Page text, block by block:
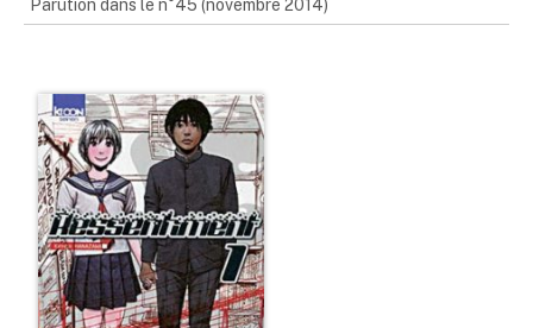
Parution dans le n°45 (novembre 2014)